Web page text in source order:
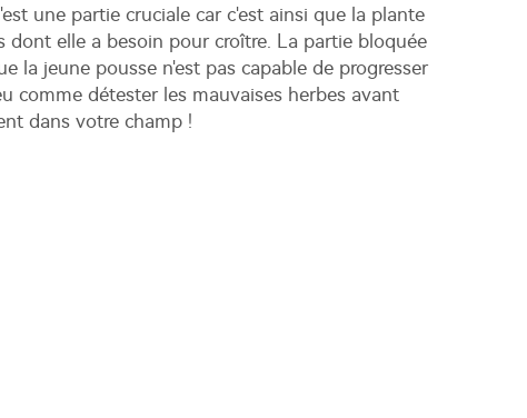
une partie cruciale car c'est ainsi que la plante
dont elle a besoin pour croître. La partie bloquée
la jeune pousse n'est pas capable de progresser
comme détester les mauvaises herbes avant
dans votre champ !